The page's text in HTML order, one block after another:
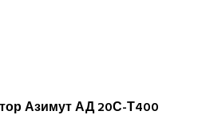
Азимут АД 20С-Т400